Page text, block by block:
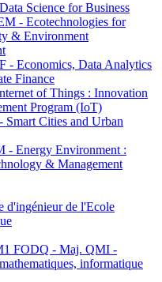
Science for Business
- Ecotechnologies for
& Environment
- Economics, Data Analytics
Finance
of Things : Innovation
Program (IoT)
Smart Cities and Urban
- Energy Environment :
& Management
d'ingénieur de l'Ecole
FODQ - Maj. QMI -
informatique